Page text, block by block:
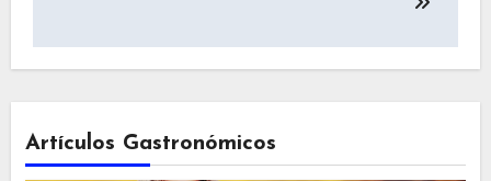
Artículos Gastronómicos